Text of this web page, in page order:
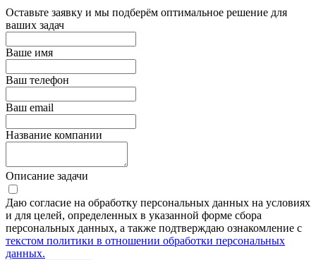
Оставьте заявку и мы подберём оптимальное решение для
ваших задач
Ваше имя
Ваш телефон
Ваш email
Название компании
Описание задачи
Даю согласие на обработку персональных данных на условиях
и для целей, определенных в указанной форме сбора
персональных данных, а также подтверждаю ознакомление с
текстом политики в отношении обработки персональных
данных.